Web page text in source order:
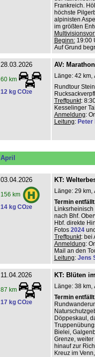
Frankreich.
höchste
alpinisten
im größten
Beginn:19:00
Auf Grund
28.03.2026
60 km
12 kg CO2e
AV:
Länge: 42 km,
Rundtour
Treffpunkt:
Kesselinger
Anmeldung:
Leitung: Peter
April
03.04.2026
156 km
14 kg CO2e
KT:
Länge: 29 km,
Termin
nach Bhf.
Hbf. direkte
Fotos 2024
Treffpunkt: bei
Anmeldung:
Mail an den
Leitung: Jens
11.04.2026
87 km
17 kg CO2e
KT: Blüten
Länge: 38 km,
Termin
Döppeskaul,
Bielei,
Grenze,
hinauf zur
Kreuz im